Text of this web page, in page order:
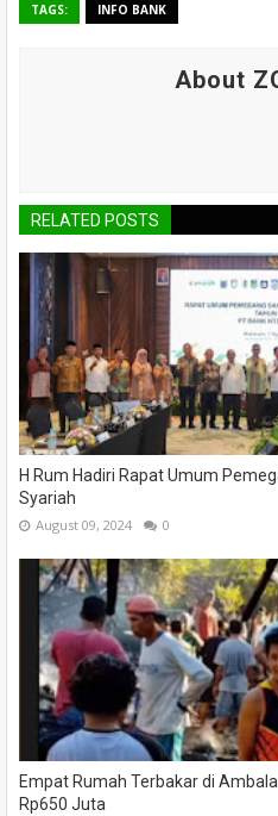
TAGS: INFO BANK
About
RELATED POSTS
H Rum Hadiri Rapat Umum
Syariah
August 09, 2024 0
Empat Rumah Terbakar di
Rp650 Juta